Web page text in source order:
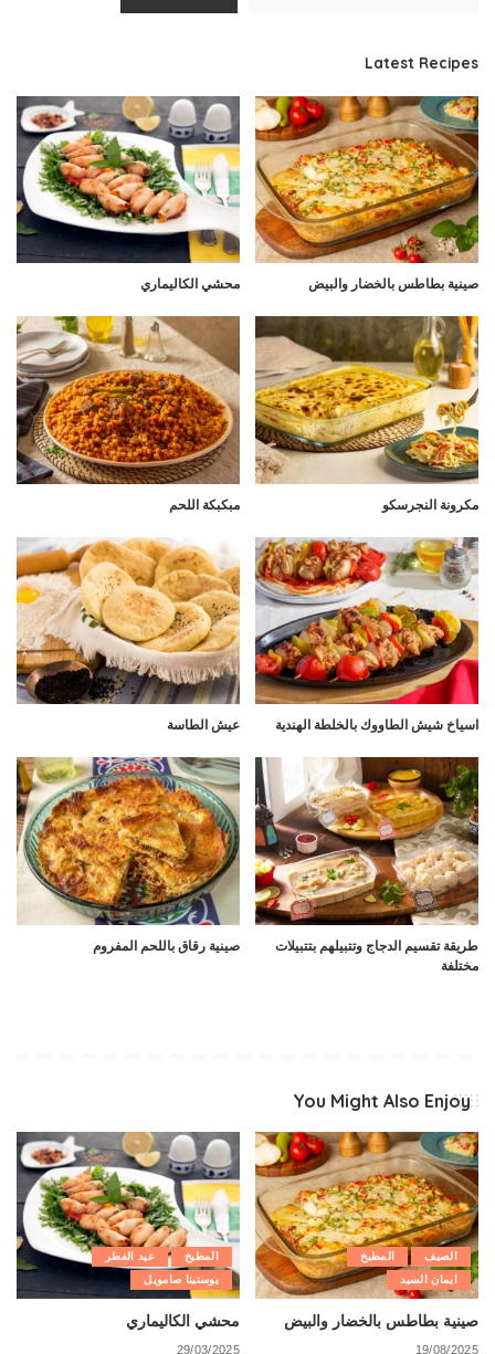
Latest Recipes
صينية بطاطس بالخضار والبيض محشي الكاليماري
مكرونة النجرسكو مبكبكة اللحم
اسياخ شيش الطاووك بالخلطة الهندية عيش الطاسة
طريقة تقسيم الدجاج وتتبيلهم بتتبيلات
مختلفة
صينية رقاق باللحم المفروم
You Might Also Enjoy
الصيف
المطبخ
ايمان السيد
صينية بطاطس بالخضار والبيض
19/08/2025
المطبخ
عيد الفطر
يوستينا صامويل
محشي الكاليماري
29/03/2025